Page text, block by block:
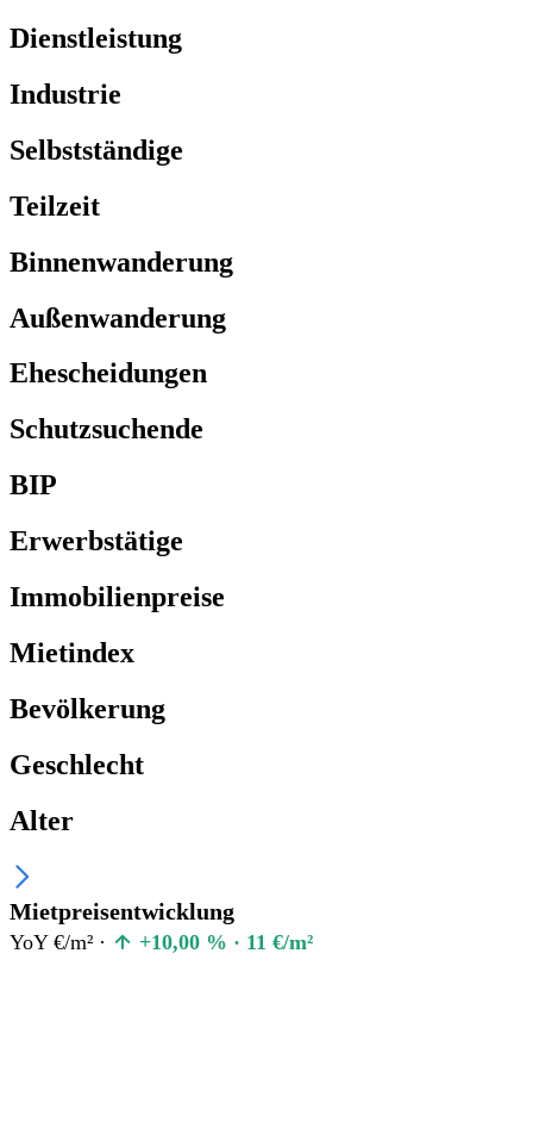
Dienstleistung
Industrie
Selbstständige
Teilzeit
Binnenwanderung
Außenwanderung
Ehescheidungen
Schutzsuchende
BIP
Erwerbstätige
Immobilienpreise
Mietindex
Bevölkerung
Geschlecht
Alter
Mietpreisentwicklung
YoY €/m² · +10,00 % · 11 €/m²